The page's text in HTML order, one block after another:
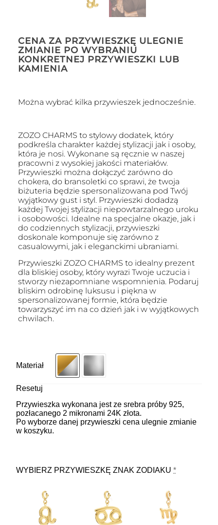
CENA ZA PRZYWIESZKĘ ULEGNIE
ZMIANIE PO WYBRANIU
KONKRETNEJ PRZYWIESZKI LUB
KAMIENIA
Można wybrać kilka przywieszek jednocześnie.
ZOZO CHARMS to stylowy dodatek, który
podkreśla charakter każdej stylizacji jak i osoby,
która je nosi. Wykonane są ręcznie w naszej
pracowni z wysokiej jakości materiałów.
Przywieszki można dołączyć zarówno do
chokera, do bransoletki co sprawi, że twoja
biżuteria będzie spersonalizowana pod Twój
wyjątkowy gust i styl. Przywieszki dodadzą
każdej Twojej stylizacji niepowtarzalnego uroku
i osobowości. Idealne na specjalne okazje, jak i
do codziennych stylizacji, przywieszki
doskonale komponuje się zarówno z
casualowymi, jak i eleganckimi ubraniami.
Przywieszki ZOZO CHARMS to idealny prezent
dla bliskiej osoby, który wyrazi Twoje uczucia i
stworzy niezapomniane wspomnienia. Podaruj
bliskim odrobinę luksusu i piękna w
spersonalizowanej formie, która będzie
towarzyszyć im na co dzień jak i w wyjątkowych
chwilach.
Materiał
Resetuj
Przywieszka wykonana jest ze srebra próby 925,
pozłacanego 2 mikronami 24K złota.
Po wyborze danej przywieszki cena ulegnie zmianie
w koszyku.
WYBIERZ PRZYWIESZKĘ ZNAK ZODIAKU *